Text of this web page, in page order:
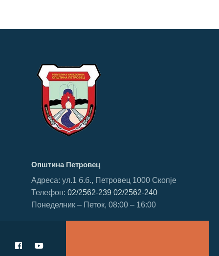
Општина Петровец
Адреса: ул.1 б.б., Петровец 1000 Скопје
Телефон: 02/2562-239 02/2562-240
Понеделник – Петок, 08:00 – 16:00